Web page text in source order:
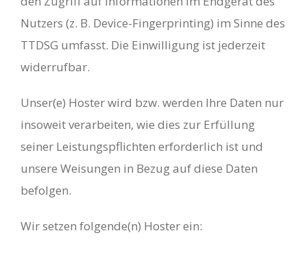
Nutzers (z. B. Device-Fingerprinting) im Sinne des
TTDSG umfasst. Die Einwilligung ist jederzeit
widerrufbar.
Unser(e) Hoster wird bzw. werden Ihre Daten nur
insoweit verarbeiten, wie dies zur Erfüllung
seiner Leistungspflichten erforderlich ist und
unsere Weisungen in Bezug auf diese Daten
befolgen.
Wir setzen folgende(n) Hoster ein: